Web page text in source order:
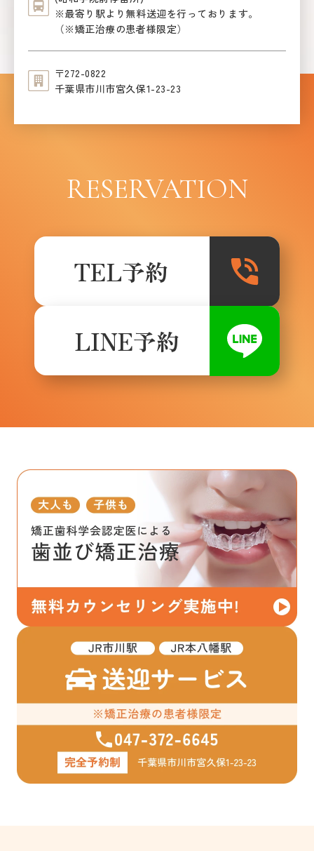
※最寄り駅より無料送迎を行っております。
（※矯正治療の患者様限定）
〒272-0822
千葉県市川市宮久保1-23-23
RESERVATION
TEL予約
LINE予約